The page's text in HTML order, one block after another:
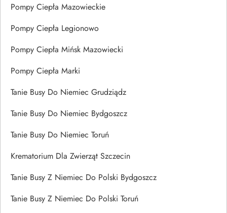
Pompy Ciepła Mazowieckie
Pompy Ciepła Legionowo
Pompy Ciepła Mińsk Mazowiecki
Pompy Ciepła Marki
Tanie Busy Do Niemiec Grudziądz
Tanie Busy Do Niemiec Bydgoszcz
Tanie Busy Do Niemiec Toruń
Krematorium Dla Zwierząt Szczecin
Tanie Busy Z Niemiec Do Polski Bydgoszcz
Tanie Busy Z Niemiec Do Polski Toruń